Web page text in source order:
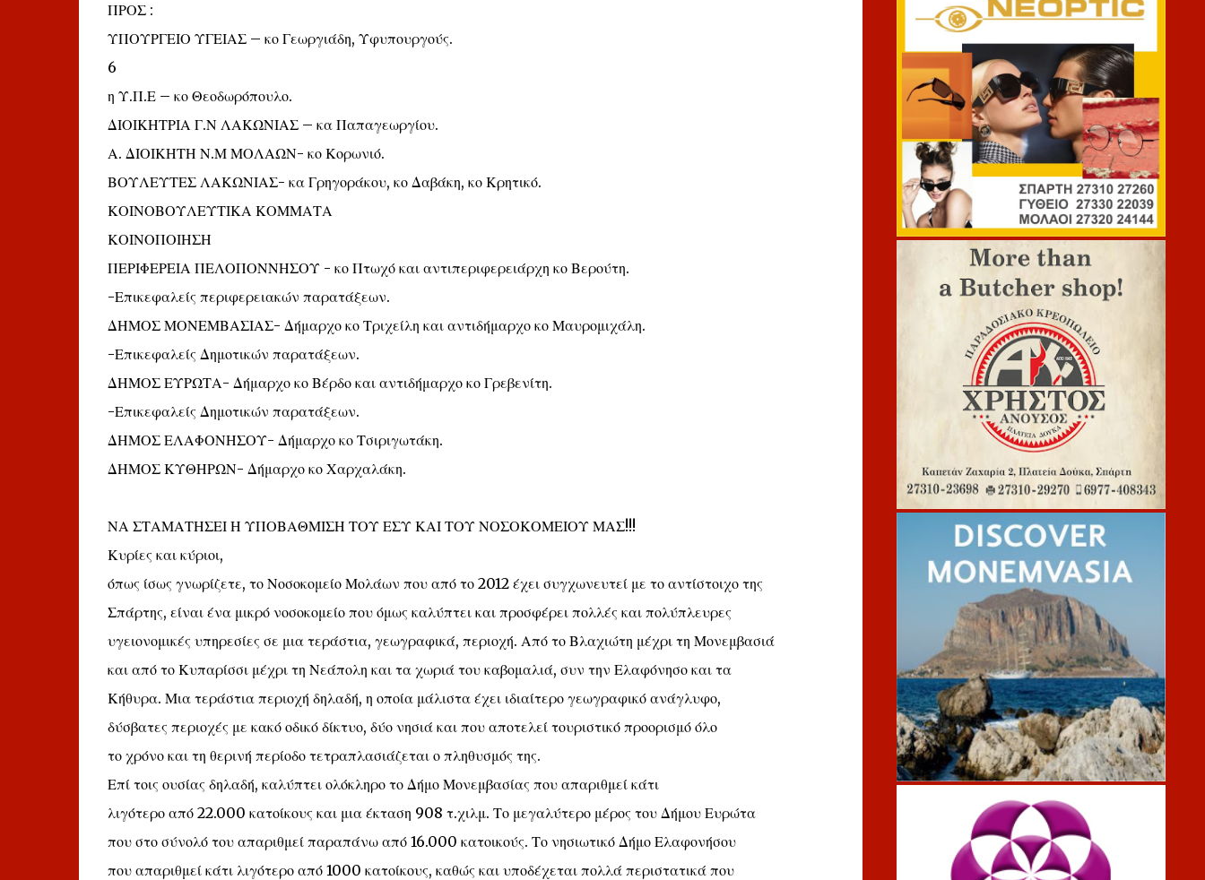
ΠΡΟΣ :
ΥΠΟΥΡΓΕΙΟ ΥΓΕΙΑΣ – κο Γεωργιάδη, Υφυπουργούς.
6
η Υ.Π.Ε – κο Θεοδωρόπουλο.
ΔΙΟΙΚΗΤΡΙΑ Γ.Ν ΛΑΚΩΝΙΑΣ – κα Παπαγεωργίου.
Α. ΔΙΟΙΚΗΤΗ Ν.Μ ΜΟΛΑΩΝ- κο Κορωνιό.
ΒΟΥΛΕΥΤΕΣ ΛΑΚΩΝΙΑΣ- κα Γρηγοράκου, κο Δαβάκη, κο Κρητικό.
ΚΟΙΝΟΒΟΥΛΕΥΤΙΚΑ ΚΟΜΜΑΤΑ
ΚΟΙΝΟΠΟΙΗΣΗ
ΠΕΡΙΦΕΡΕΙΑ ΠΕΛΟΠΟΝΝΗΣΟΥ - κο Πτωχό και αντιπεριφερειάρχη κο Βερούτη.
-Επικεφαλείς περιφερειακών παρατάξεων.
ΔΗΜΟΣ ΜΟΝΕΜΒΑΣΙΑΣ- Δήμαρχο κο Τριχείλη και αντιδήμαρχο κο Μαυρομιχάλη.
-Επικεφαλείς Δημοτικών παρατάξεων.
ΔΗΜΟΣ ΕΥΡΩΤΑ- Δήμαρχο κο Βέρδο και αντιδήμαρχο κο Γρεβενίτη.
-Επικεφαλείς Δημοτικών παρατάξεων.
ΔΗΜΟΣ ΕΛΑΦΟΝΗΣΟΥ- Δήμαρχο κο Τσιριγωτάκη.
ΔΗΜΟΣ ΚΥΘΗΡΩΝ- Δήμαρχο κο Χαρχαλάκη.
ΝΑ ΣΤΑΜΑΤΗΣΕΙ Η ΥΠΟΒΑΘΜΙΣΗ ΤΟΥ ΕΣΥ ΚΑΙ ΤΟΥ ΝΟΣΟΚΟΜΕΙΟΥ ΜΑΣ!!!
Κυρίες και κύριοι,
όπως ίσως γνωρίζετε, το Νοσοκομείο Μολάων που από το 2012 έχει συγχωνευτεί με το αντίστοιχο της
Σπάρτης, είναι ένα μικρό νοσοκομείο που όμως καλύπτει και προσφέρει πολλές και πολύπλευρες
υγειονομικές υπηρεσίες σε μια τεράστια, γεωγραφικά, περιοχή. Από το Βλαχιώτη μέχρι τη Μονεμβασιά
και από το Κυπαρίσσι μέχρι τη Νεάπολη και τα χωριά του καβομαλιά, συν την Ελαφόνησο και τα
Κήθυρα. Μια τεράστια περιοχή δηλαδή, η οποία μάλιστα έχει ιδιαίτερο γεωγραφικό ανάγλυφο,
δύσβατες περιοχές με κακό οδικό δίκτυο, δύο νησιά και που αποτελεί τουριστικό προορισμό όλο
το χρόνο και τη θερινή περίοδο τετραπλασιάζεται ο πληθυσμός της.
Επί τοις ουσίας δηλαδή, καλύπτει ολόκληρο το Δήμο Μονεμβασίας που απαριθμεί κάτι
λιγότερο από 22.000 κατοίκους και μια έκταση 908 τ.χιλμ. Το μεγαλύτερο μέρος του Δήμου Ευρώτα
που στο σύνολό του απαριθμεί παραπάνω από 16.000 κατοικούς. Το νησιωτικό Δήμο Ελαφονήσου
που απαριθμεί κάτι λιγότερο από 1000 κατοίκους, καθώς και υποδέχεται πολλά περιστατικά που